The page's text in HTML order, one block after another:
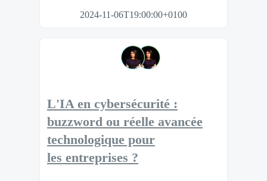
2024-11-06T19:00:00+0100
L'IA en cybersécurité :
buzzword ou réelle avancée
technologique pour
les entreprises ?